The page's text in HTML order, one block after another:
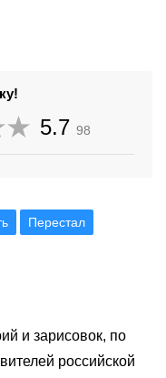
5.7 98
Перестал
и зарисовок, по
российской